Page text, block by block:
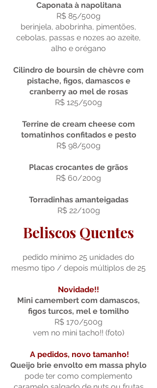
Caponata à napolitana
R$ 85/500g
berinjela, abobrinha, pimentões,
cebolas, passas e nozes ao azeite,
alho e orégano
Cilindro de boursin de chèvre com
pistache, figos, damascos e
cranberry ao mel de rosas
R$ 125/500g
Terrine de cream cheese com
tomatinhos confitados e pesto
R$ 98/500g
Placas crocantes de grãos
R$ 60/200g
Torradinhas amanteigadas
R$ 22/100g
Beliscos Quentes
pedido mínimo 25 unidades do
mesmo tipo / depois múltiplos de 25
Novidade!!
Mini camembert com damascos,
figos turcos, mel e tomilho
R$ 170/500g
vem no mini tacho!! (foto)
A pedidos, novo tamanho!
Queijo brie envolto em massa phylo
pode ter como complemento